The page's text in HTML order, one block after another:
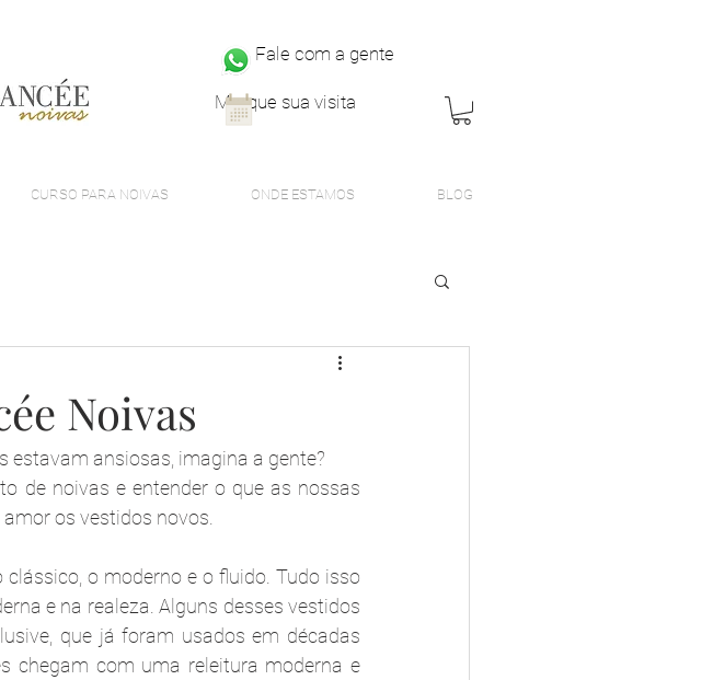
Fale com a gente
Marque sua visita
CURSO PARA NOIVAS ONDE ESTAMOS BLOG
Noivas
estavam ansiosas, imagina a gente?
os vestidos novos.
o moderno e o fluido. Tudo isso
e na realeza. Alguns desses vestidos
que já foram usados em décadas
chegam com uma releitura moderna e